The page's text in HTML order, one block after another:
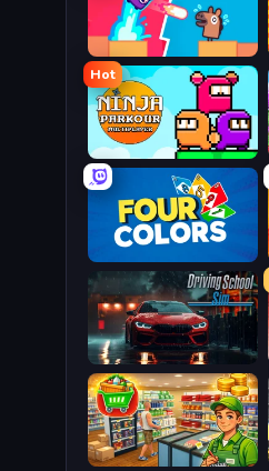
Boom Slingers ReBoom
Hot
Ninja Parkour Multiplayer
Four Colors
Driving School Simulator
Supermarket Simulator: Desert